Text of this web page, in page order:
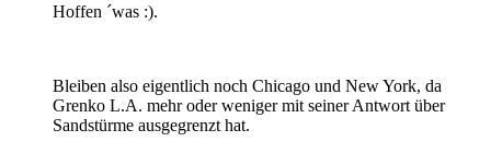
Hoffen ´was :).
Bleiben also eigentlich noch Chicago und New York, da
Grenko L.A. mehr oder weniger mit seiner Antwort über
Sandstürme ausgegrenzt hat.